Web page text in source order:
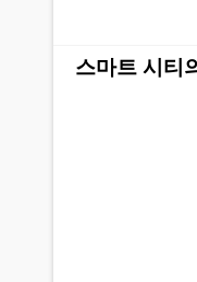
스마트 시티